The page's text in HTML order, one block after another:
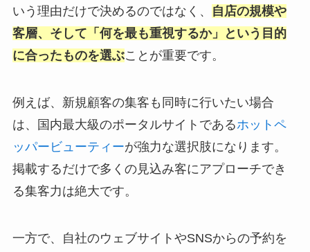
いう理由だけで決めるのではなく、
自店の規模や
客層、そして「何を最も重視するか」という目的
に合ったものを選ぶことが重要です。
例えば、新規顧客の集客も同時に行いたい場合
は、国内最大級のポータルサイトであるホットペ
ッパービューティーが強力な選択肢になります。
掲載するだけで多くの見込み客にアプローチでき
る集客力は絶大です。
一方で、自社のウェブサイトやSNSからの予約を